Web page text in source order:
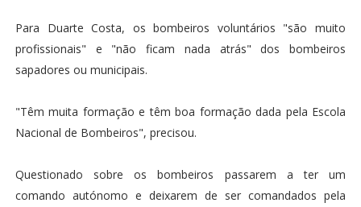
Para Duarte Costa, os bombeiros voluntários "são muito
profissionais" e "não ficam nada atrás" dos bombeiros
sapadores ou municipais.
"Têm muita formação e têm boa formação dada pela Escola
Nacional de Bombeiros", precisou.
Questionado sobre os bombeiros passarem a ter um
comando autónomo e deixarem de ser comandados pela